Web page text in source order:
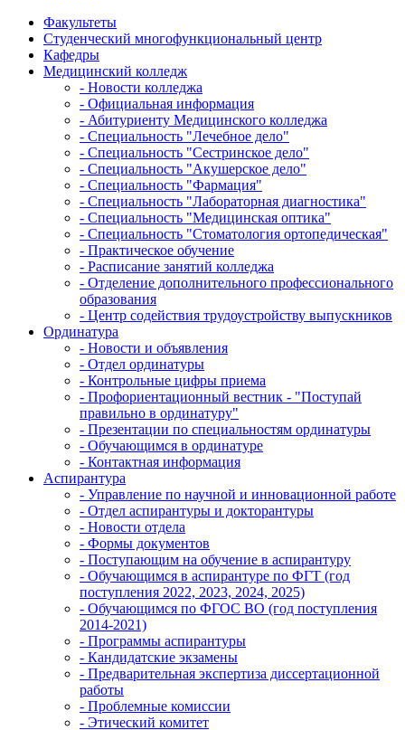
Факультеты
Студенческий многофункциональный центр
Кафедры
Медицинский колледж
- Новости колледжа
- Официальная информация
- Абитуриенту Медицинского колледжа
- Специальность "Лечебное дело"
- Специальность "Сестринское дело"
- Специальность "Акушерское дело"
- Специальность "Фармация"
- Специальность "Лабораторная диагностика"
- Специальность "Медицинская оптика"
- Специальность "Стоматология ортопедическая"
- Практическое обучение
- Расписание занятий колледжа
- Отделение дополнительного профессионального
образования
- Центр содействия трудоустройству выпускников
Ординатура
- Новости и объявления
- Отдел ординатуры
- Контрольные цифры приема
- Профориентационный вестник - "Поступай
правильно в ординатуру"
- Презентации по специальностям ординатуры
- Обучающимся в ординатуре
- Контактная информация
Аспирантура
- Управление по научной и инновационной работе
- Отдел аспирантуры и докторантуры
- Новости отдела
- Формы документов
- Поступающим на обучение в аспирантуру
- Обучающимся в аспирантуре по ФГТ (год
поступления 2022, 2023, 2024, 2025)
- Обучающимся по ФГОС ВО (год поступления
2014-2021)
- Программы аспирантуры
- Кандидатские экзамены
- Предварительная экспертиза диссертационной
работы
- Проблемные комиссии
- Этический комитет